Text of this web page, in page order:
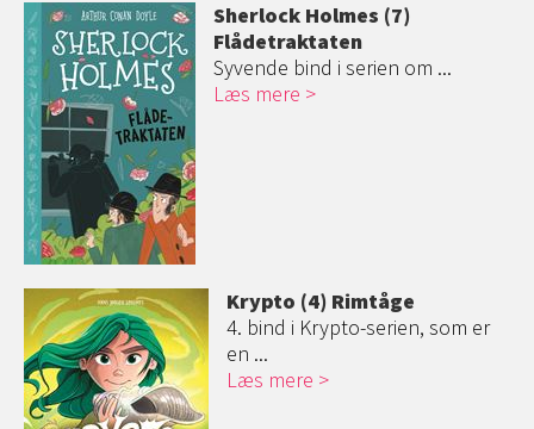
Sherlock Holmes (7)
Flådetraktaten
Syvende bind i serien om ...
Læs mere
Krypto (4) Rimtåge
4. bind i Krypto-serien, som er
en ...
Læs mere